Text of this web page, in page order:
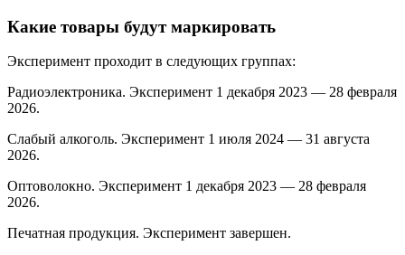
Какие товары будут маркировать
Эксперимент проходит в следующих группах:
Радиоэлектроника. Эксперимент 1 декабря 2023 — 28 февраля
2026.
Слабый алкоголь. Эксперимент 1 июля 2024 — 31 августа
2026.
Оптоволокно. Эксперимент 1 декабря 2023 — 28 февраля
2026.
Печатная продукция. Эксперимент завершен.